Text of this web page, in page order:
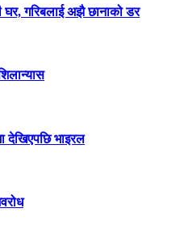
घर, गरिबलाई अझै छानाको डर
देखिएपछि भाइरल